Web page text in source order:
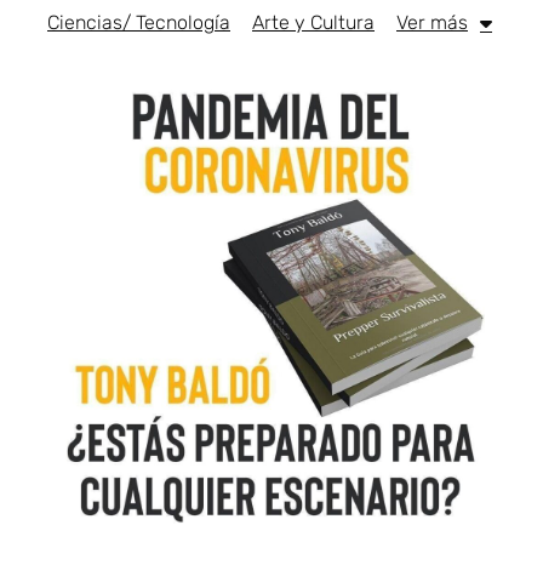
Ciencias/ Tecnología Arte y Cultura Ver más